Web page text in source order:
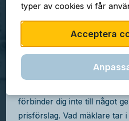
TJÄNSTEN ÄR GRATIS
Jämför
Bro
förbinder dig inte till något
prisförslag. Vad mäklare tar
typer av cookies vi får
Acceptera